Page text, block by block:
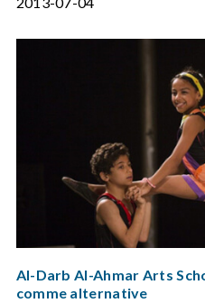
Al-Darb Al-Ahmar Arts
comme alternative